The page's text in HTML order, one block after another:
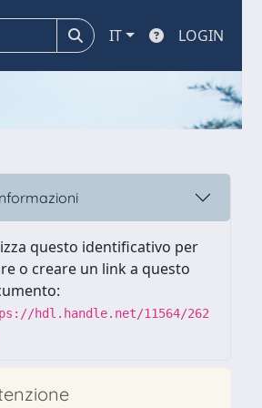
IT LOGIN
questo identificativo per
o creare un link a questo
hdl.handle.net/11564/262